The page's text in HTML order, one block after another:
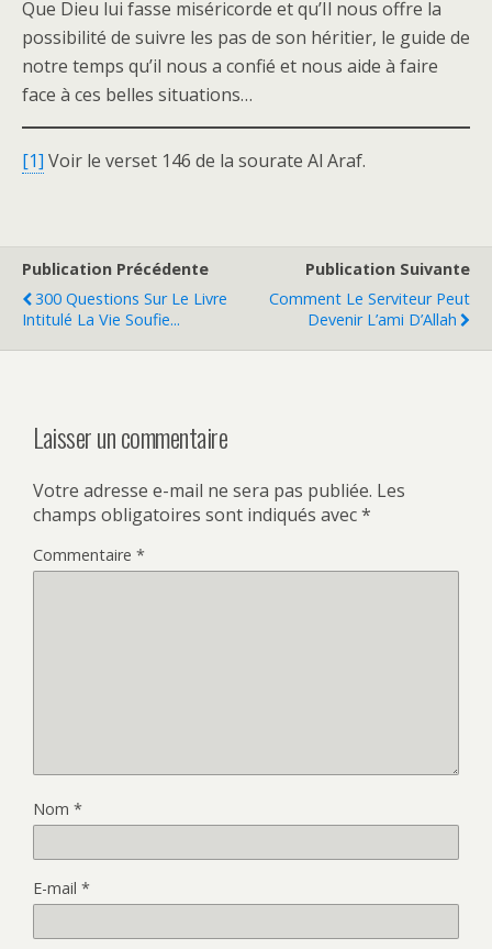
Que Dieu lui fasse miséricorde et qu’Il nous offre la
possibilité de suivre les pas de son héritier, le guide de
notre temps qu’il nous a confié et nous aide à faire
face à ces belles situations…
[1] Voir le verset 146 de la sourate Al Araf.
Publication Précédente
300 Questions Sur Le Livre
Intitulé La Vie Soufie...
Publication Suivante
Comment Le Serviteur Peut
Devenir L’ami D’Allah
Laisser un commentaire
Votre adresse e-mail ne sera pas publiée. Les
champs obligatoires sont indiqués avec*
Commentaire *
Nom *
E-mail *